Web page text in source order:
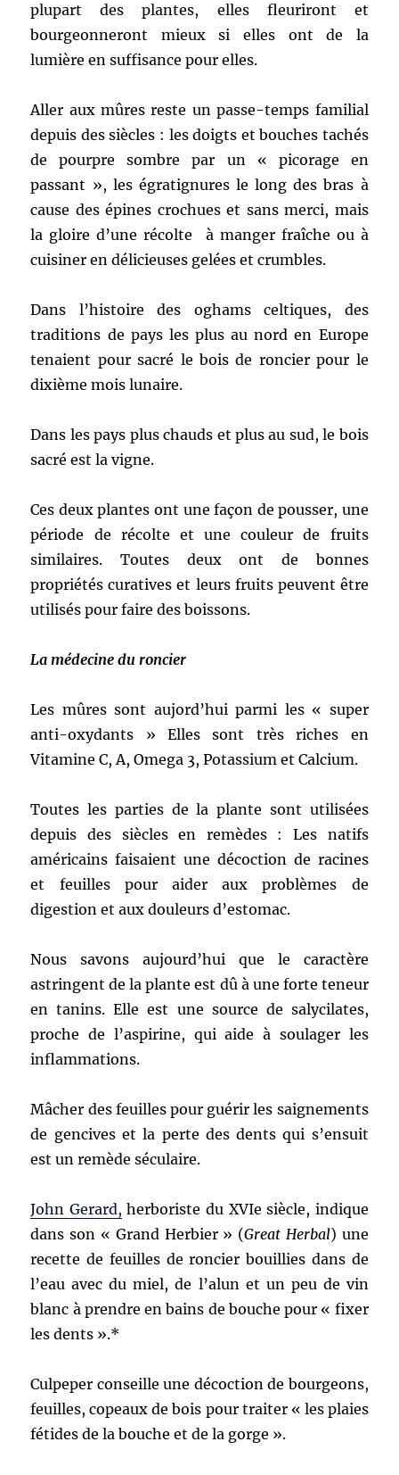
plupart des plantes, elles fleuriront et
bourgeonneront mieux si elles ont de la
lumière en suffisance pour elles.
Aller aux mûres reste un passe-temps familial
depuis des siècles : les doigts et bouches tachés
de pourpre sombre par un « picorage en
passant », les égratignures le long des bras à
cause des épines crochues et sans merci, mais
la gloire d’une récolte à manger fraîche ou à
cuisiner en délicieuses gelées et crumbles.
Dans l’histoire des oghams celtiques, des
traditions de pays les plus au nord en Europe
tenaient pour sacré le bois de roncier pour le
dixième mois lunaire.
Dans les pays plus chauds et plus au sud, le bois
sacré est la vigne.
Ces deux plantes ont une façon de pousser, une
période de récolte et une couleur de fruits
similaires. Toutes deux ont de bonnes
propriétés curatives et leurs fruits peuvent être
utilisés pour faire des boissons.
La médecine du roncier
Les mûres sont aujord’hui parmi les « super
anti-oxydants » Elles sont très riches en
Vitamine C, A, Omega 3, Potassium et Calcium.
Toutes les parties de la plante sont utilisées
depuis des siècles en remèdes : Les natifs
américains faisaient une décoction de racines
et feuilles pour aider aux problèmes de
digestion et aux douleurs d’estomac.
Nous savons aujourd’hui que le caractère
astringent de la plante est dû à une forte teneur
en tanins. Elle est une source de salycilates,
proche de l’aspirine, qui aide à soulager les
inflammations.
Mâcher des feuilles pour guérir les saignements
de gencives et la perte des dents qui s’ensuit
est un remède séculaire.
John Gerard, herboriste du XVIe siècle, indique
dans son « Grand Herbier » (Great Herbal) une
recette de feuilles de roncier bouillies dans de
l’eau avec du miel, de l’alun et un peu de vin
blanc à prendre en bains de bouche pour « fixer
les dents ».*
Culpeper conseille une décoction de bourgeons,
feuilles, copeaux de bois pour traiter « les plaies
fétides de la bouche et de la gorge ».